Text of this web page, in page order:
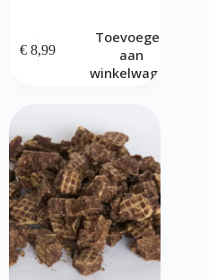
€ 8,99
Toevoegen
aan
winkelwagen